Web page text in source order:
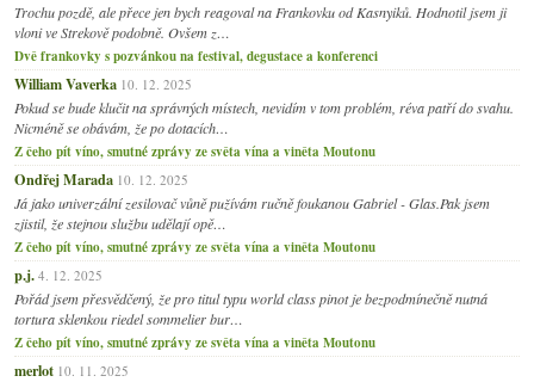
Trochu pozdě, ale přece jen bych reagoval na Frankovku od Kasnyiků. Hodnotil jsem ji
vloni ve Strekově podobně. Ovšem z…
Dvě frankovky s pozvánkou na festival, degustace a konferenci
William Vaverka 10. 12. 2025
Pokud se bude klučit na správných místech, nevidím v tom problém, réva patří do svahu.
Nicméně se obávám, že po dotacích…
Z čeho pít víno, smutné zprávy ze světa vína a viněta Moutonu
Ondřej Marada 10. 12. 2025
Já jako univerzální zesilovač vůně pužívám ručně foukanou Gabriel - Glas.Pak jsem
zjistil, že stejnou službu udělají opě…
Z čeho pít víno, smutné zprávy ze světa vína a viněta Moutonu
p.j. 4. 12. 2025
Pořád jsem přesvědčený, že pro titul typu world class pinot je bezpodmínečně nutná
tortura sklenkou riedel sommelier bur…
Z čeho pít víno, smutné zprávy ze světa vína a viněta Moutonu
merlot 10. 11. 2025